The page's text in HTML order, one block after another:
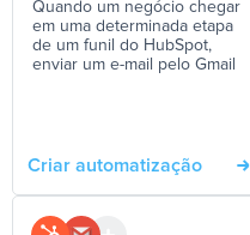
Quando um negócio chegar
em uma determinada etapa
de um funil do HubSpot,
enviar um e-mail pelo Gmail
Criar automatização